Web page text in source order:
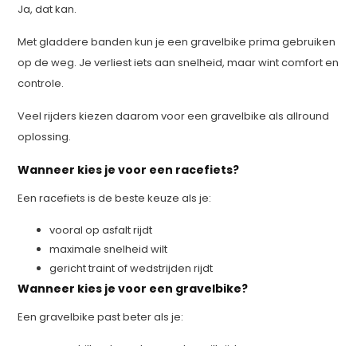
Ja, dat kan.
Met gladdere banden kun je een gravelbike prima gebruiken
op de weg. Je verliest iets aan snelheid, maar wint comfort en
controle.
Veel rijders kiezen daarom voor een gravelbike als allround
oplossing.
Wanneer kies je voor een racefiets?
Een racefiets is de beste keuze als je:
vooral op asfalt rijdt
maximale snelheid wilt
gericht traint of wedstrijden rijdt
Wanneer kies je voor een gravelbike?
Een gravelbike past beter als je: